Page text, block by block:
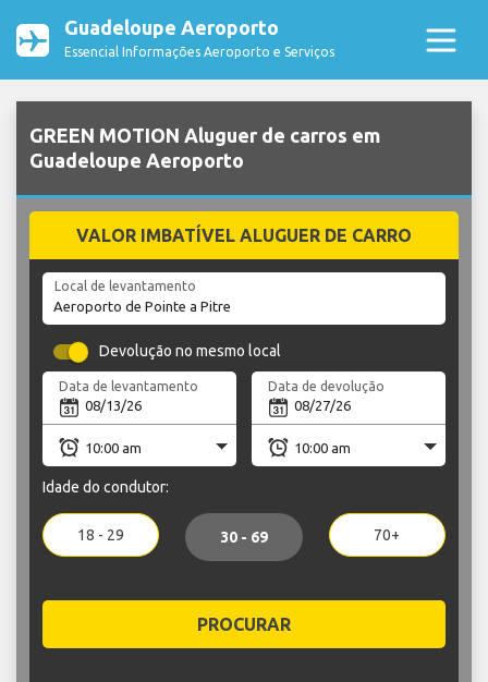
Guadeloupe Aeroporto
Essencial Informações Aeroporto e Serviços
GREEN MOTION Aluguer de carros em
Guadeloupe Aeroporto
VALOR IMBATÍVEL ALUGUER DE CARRO
Local de levantamento
Devolução no mesmo local
Data de levantamento Data de devolução
Idade do condutor:
18 - 29 30 - 69 70+
PROCURAR